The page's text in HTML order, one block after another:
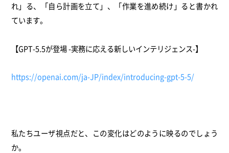
れ」る、「自ら計画を立て」、「作業を進め続け」ると書かれ
ています。
【GPT-5.5が登場 -実務に応える新しいインテリジェンス-】
https://openai.com/ja-JP/index/introducing-gpt-5-5/
私たちユーザ視点だと、この変化はどのように映るのでしょう
か。